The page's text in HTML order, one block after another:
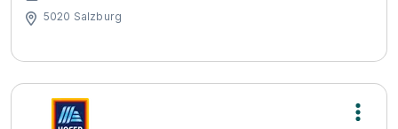
5020 Salzburg